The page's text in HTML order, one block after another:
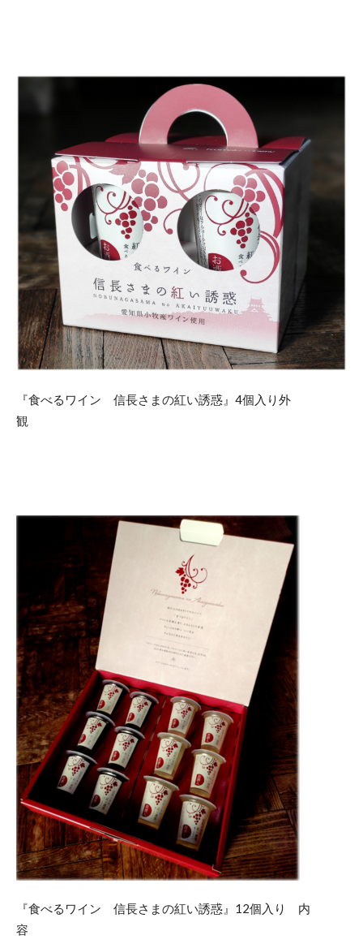
『食べるワイン 信長さまの紅い誘惑』4個入り外
観
『食べるワイン 信長さまの紅い誘惑』12個入り 内
容